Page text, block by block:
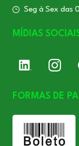
Seg à Sex das
MÍDIAS
FORMAS DE